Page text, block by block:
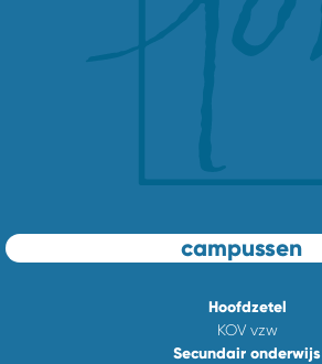
campussen
Hoofdzetel
KOV vzw
Secundair onderwijs